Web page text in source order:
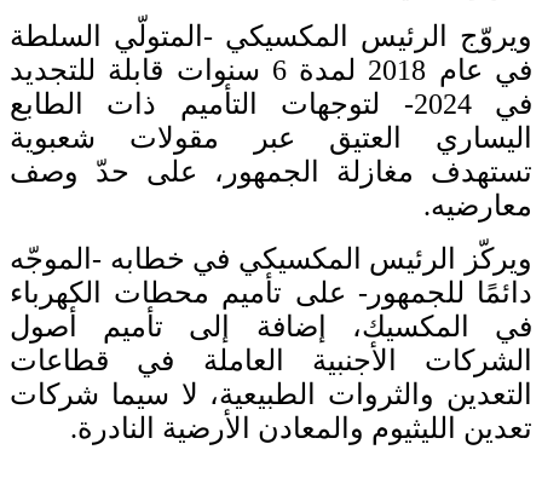
ويروّج الرئيس المكسيكي -المتولّي السلطة
في عام 2018 لمدة 6 سنوات قابلة للتجديد
في 2024- لتوجهات التأميم ذات الطابع
اليساري العتيق عبر مقولات شعبوية
تستهدف مغازلة الجمهور، على حدّ وصف
معارضيه.
ويركّز الرئيس المكسيكي في خطابه -الموجّه
دائمًا للجمهور- على تأميم محطات الكهرباء
في المكسيك، إضافة إلى تأميم أصول
الشركات الأجنبية العاملة في قطاعات
التعدين والثروات الطبيعية، لا سيما شركات
تعدين الليثيوم والمعادن الأرضية النادرة.